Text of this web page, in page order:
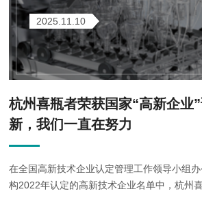
2025.11.10
杭州喜瓶者荣获国家“高新企业
新，我们一直在努力
在全国高新技术企业认定管理工作领导小组
构2022年认定的高新技术企业名单中，杭州